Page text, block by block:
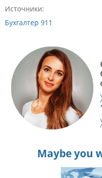
Источники:
Бухгалтер 911
Maybe you